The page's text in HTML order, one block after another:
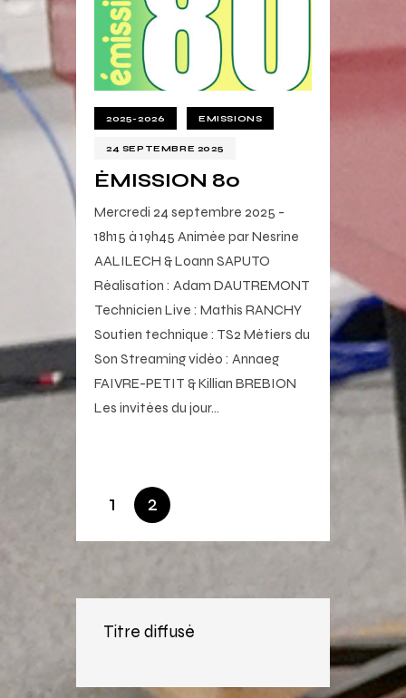
2025-2026 EMISSIONS
24 SEPTEMBRE 2025
ÉMISSION 80
Mercredi 24 septembre 2025 -
18h15 à 19h45 Animée par Nesrine
AALILECH & Loann SAPUTO
Réalisation : Adam DAUTREMONT
Technicien Live : Mathis RANCHY
Soutien technique : TS2 Métiers du
Son Streaming vidéo : Annaeg
FAIVRE-PETIT & Killian BREBION
Les invitées du jour…
1 2
Titre diffusé